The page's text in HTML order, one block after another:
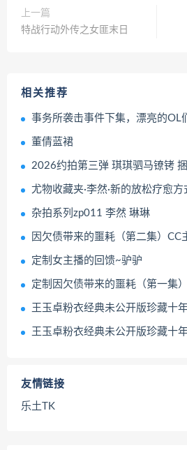
上一篇
特战行动外传之女匪末日
相关推荐
事务所袭击事件下集，漂亮的OL们被蒙眼
董倩蓝裙
2026约拍第三弹 琪琪驷马镣铐
尤物收藏夹·李然·新的放松疗愈方
杂拍系列zp011 李然 琳琳
因欠债带来的噩耗（第二集）CC
定制女主播的回馈~驴驴
定制因欠债带来的噩耗（第一集
王玉卓粉衣经典未公开版珍藏十年
王玉卓粉衣经典未公开版珍藏十年
友情链接
乐土TK